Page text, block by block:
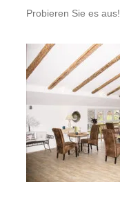
Probieren Sie es aus!